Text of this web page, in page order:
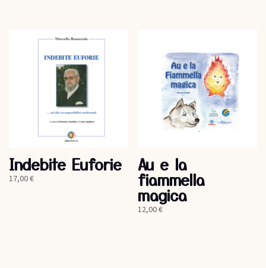
Indebite Euforie
17,00€
Au e la
fiammella
magica
12,00€